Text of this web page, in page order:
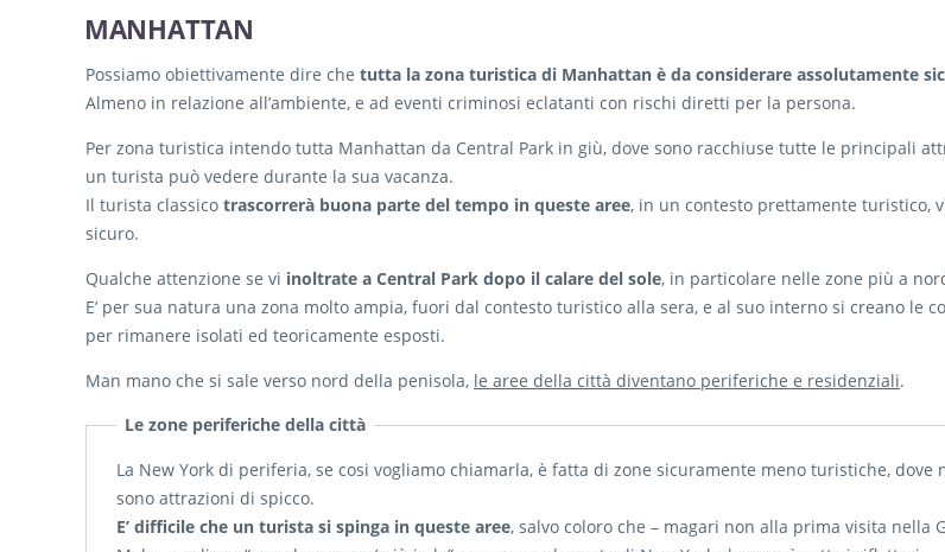
MANHATTAN
Possiamo obiettivamente dire che tutta la zona turistica di Manhattan è da considerare assolutamente
Almeno in relazione all’ambiente, e ad eventi criminosi eclatanti con rischi diretti per la persona.
Per zona turistica intendo tutta Manhattan da Central Park in giù, dove sono racchiuse tutte le principali
un turista può vedere durante la sua vacanza.
Il turista classico trascorrerà buona parte del tempo in queste aree, in un contesto prettamente turistico,
sicuro.
Qualche attenzione se vi inoltrate a Central Park dopo il calare del sole, in particolare nelle zone più a
E’ per sua natura una zona molto ampia, fuori dal contesto turistico alla sera, e al suo interno si creano le
per rimanere isolati ed teoricamente esposti.
Man mano che si sale verso nord della penisola, le aree della città diventano periferiche e residenziali.
Le zone periferiche della città
La New York di periferia, se cosi vogliamo chiamarla, è fatta di zone sicuramente meno turistiche, dove
sono attrazioni di spicco.
E’ difficile che un turista si spinga in queste aree, salvo coloro che – magari non alla prima visita nella